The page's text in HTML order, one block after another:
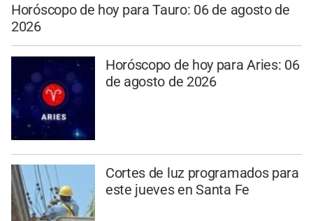
Horóscopo de hoy para Tauro: 06 de agosto de
2026
Horóscopo de hoy para Aries: 06
de agosto de 2026
Cortes de luz programados para
este jueves en Santa Fe